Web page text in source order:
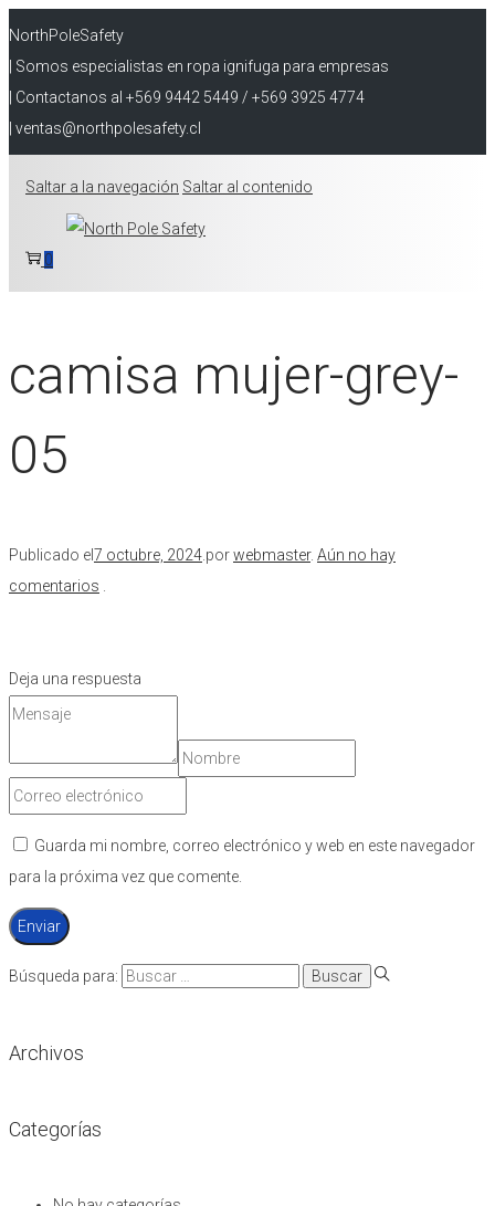
NorthPoleSafety
| Somos especialistas en ropa ignifuga para empresas
| Contactanos al +569 9442 5449 / +569 3925 4774
| ventas@northpolesafety.cl
Saltar a la navegación Saltar al contenido
0
camisa mujer-grey-
05
Publicado el7 octubre, 2024 porwebmaster. Aún no hay
comentarios
Deja una respuesta
Guarda mi nombre, correo electrónico y web en este navegador
para la próxima vez que comente.
Búsqueda para:
Archivos
Categorías